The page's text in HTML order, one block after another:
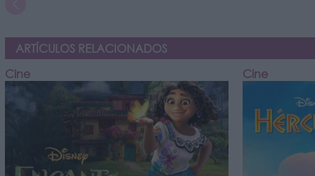
ARTÍCULOS RELACIONADOS
Cine
Cine